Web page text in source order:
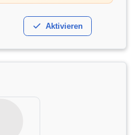
Aktivieren